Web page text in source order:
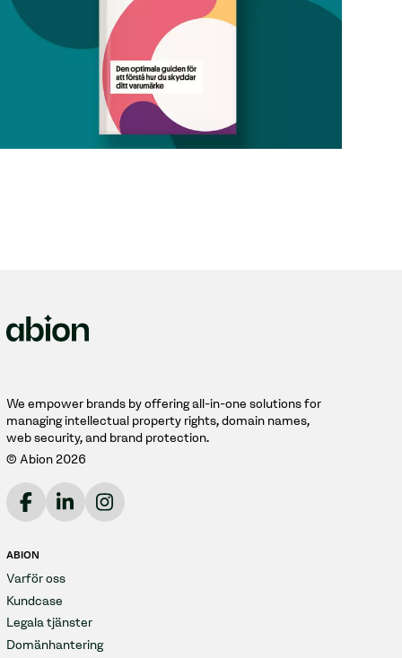
We empower brands by offering all-in-one solutions for
managing intellectual property rights, domain names,
web security, and brand protection.
© Abion 2026
ABION
Varför oss
Kundcase
Legala tjänster
Domänhantering